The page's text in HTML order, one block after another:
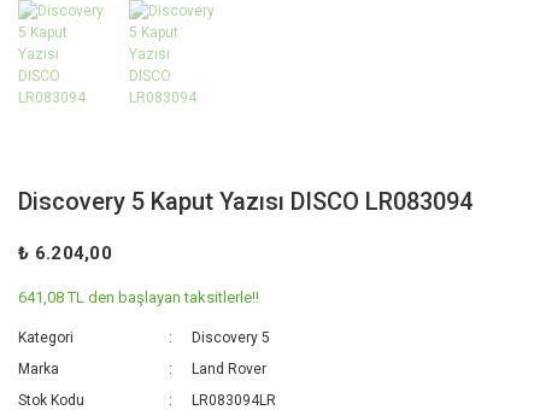
Discovery 5 Kaput Yazısı DISCO LR083094
₺ 6.204,00
641,08 TL den başlayan taksitlerle!!
Kategori
Discovery 5
Marka
Land Rover
Stok Kodu
LR083094LR